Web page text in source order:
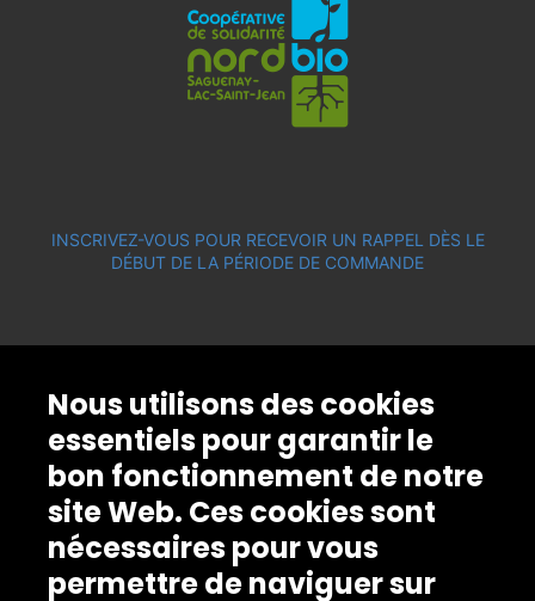
INSCRIVEZ-VOUS POUR RECEVOIR UN RAPPEL DÈS LE
DÉBUT DE LA PÉRIODE DE COMMANDE
Nous utilisons des cookies
essentiels pour garantir le
bon fonctionnement de notre
site Web. Ces cookies sont
nécessaires pour vous
permettre de naviguer sur